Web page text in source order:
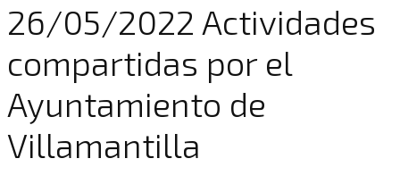
26/05/2022 Actividades
compartidas por el
Ayuntamiento de
Villamantilla